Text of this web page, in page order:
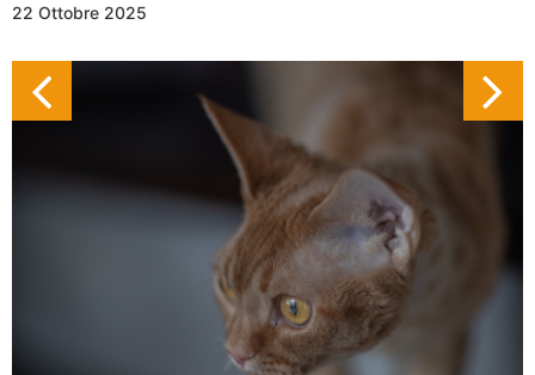
22 Ottobre 2025